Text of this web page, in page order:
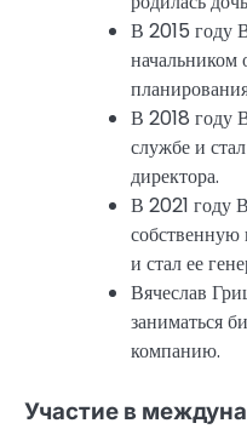
В 2015 году
начальником
В 2018 году
службе и
директора.
В 2021 году
собственную
и стал ее
Вячеслав
заниматься
компанию.
Участие в